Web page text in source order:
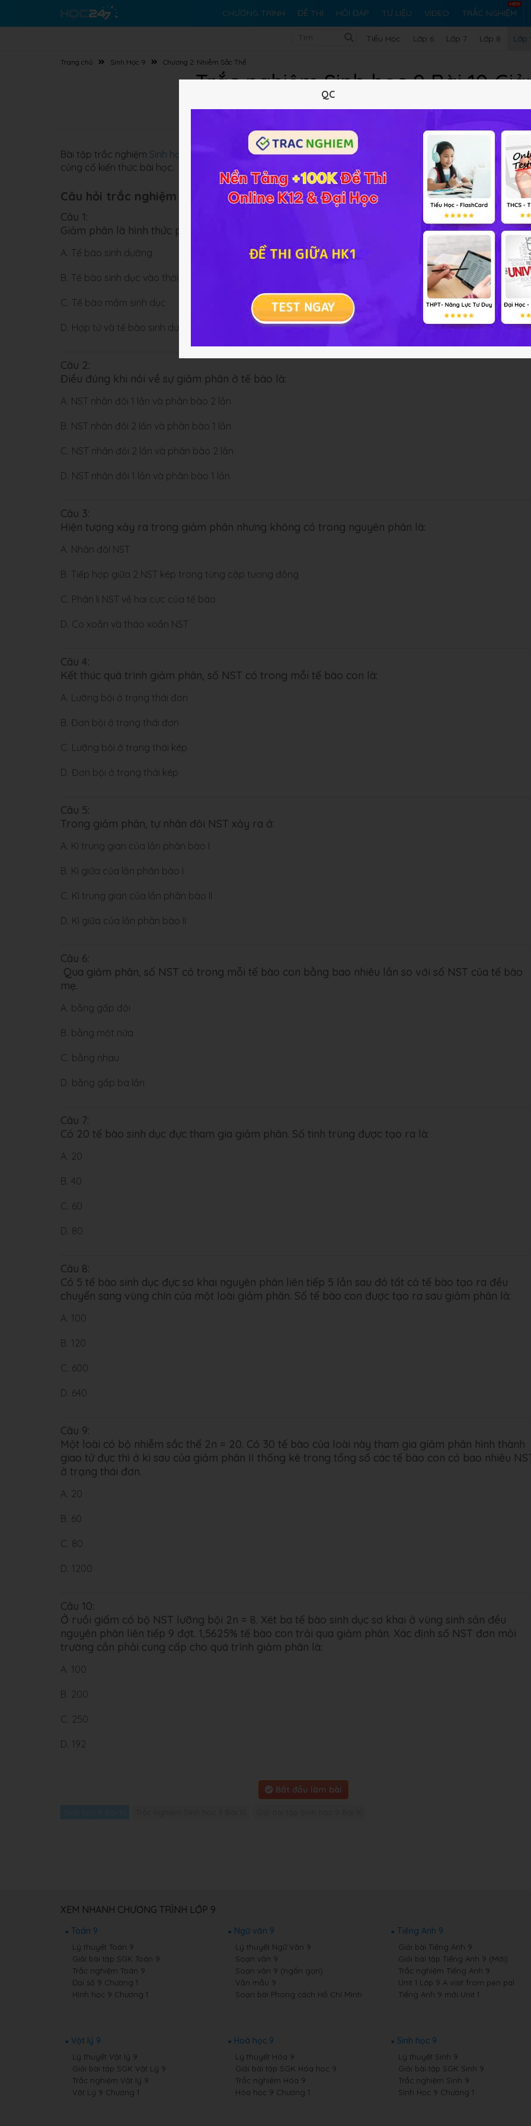
CHƯƠNG TRÌNH ĐỀ THI HỎI ĐÁP TƯ LIỆU VIDEO TRẮC NGHIỆM
Tiểu Học Lớp 6 Lớp 7 Lớp 8 Lớp
Trang chủ Sinh Học 9 Chương 2: Nhiễm Sắc Thể
Trắc nghiệm Sinh học 9 Bài 10
Bài tập trắc nghiệm Sinh học 9 Bài 10 Giảm phânonline đầy đủ đáp án và lời giải giúp các em tự luyện
củng cố kiến thức bài học.
Câu hỏi trắc nghiệm (10 câu):
Câu 1:
Giảm phân là hình thức phân bào xảy ra ở:
A. Tế bào sinh dưỡng
B. Tế bào sinh dục vào thời kì chín
C. Tế bào mầm sinh dục
D. Hợp tử và tế bào sinh dưỡng
Câu 2:
Điều đúng khi nói về sự giảm phân ở tế bào là:
A. NST nhân đôi 1 lần và phân bào 2 lần
B. NST nhân đôi 2 lần và phân bào 1 lần
C. NST nhân đôi 2 lần và phân bào 2 lần
D. NST nhân đôi 1 lần và phân bào 1 lần
Câu 3:
Hiện tượng xảy ra trong giảm phân nhưng không có trong nguyên phân là:
A. Nhân đôI NST
B. Tiếp hợp giữa 2 NST kép trong từng cặp tương đồng
C. Phân li NST về hai cực của tế bào
D. Co xoắn và tháo xoắn NST
Câu 4:
Kết thúc quá trình giảm phân, số NST có trong mỗi tế bào con là:
A. Lưỡng bội ở trạng thái đơn
B. Đơn bội ở trạng thái đơn
C. Lưỡng bội ở trạng thái kép
D. Đơn bội ở trạng thái kép
Câu 5:
Trong giảm phân, tự nhân đôi NST xảy ra ở:
A. Kì trung gian của lần phân bào I
B. Kì giữa của lần phân bào I
C. Kì trung gian của lần phân bào II
D. Kì giữa của lần phân bào II
Câu 6:
Qua giảm phân, số NST có trong mỗi tế bào con bằng bao nhiêu lần so với số NST của tế bào
mẹ.
A. bằng gấp đôi
B. bằng một nửa
C. bằng nhau
D. bằng gấp ba lần
Câu 7:
Có 20 tế bào sinh dục đực tham gia giảm phân. Số tinh trùng được tạo ra là:
A. 20
B. 40
C. 60
D. 80
Câu 8:
Có 5 tế bào sinh dục đực sơ khai nguyên phân liên tiếp 5 lần sau đó tất cả tế bào tạo ra đều
chuyển sang vùng chín của một loài giảm phân. Số tế bào con được tạo ra sau giảm phân là:
A. 100
B. 120
C. 600
D. 640
Câu 9:
Một loài có bộ nhiễm sắc thể 2n = 20. Có 30 tế bào của loài này tham gia giảm phân hình thành
giao tử đực thì ở kì sau của giảm phân II thống kê trong tổng số các tế bào con có bao nhiêu
ở trạng thái đơn.
A. 20
B. 60
C. 80
D. 1200
Câu 10:
Ở ruồi giấm có bộ NST lưỡng bội 2n = 8. Xét ba tế bào sinh dục sơ khai ở vùng sinh sản đều
nguyên phân liên tiếp 9 đợt. 1,5625% tế bào con trải qua giảm phân. Xác định số NST đơn môi
trường cần phải cung cấp cho quá trình giảm phân là:
A. 100
B. 200
C. 250
D. 192
Bắt đầu làm bài
XEM NHANH CHƯƠNG TRÌNH LỚP 9
Toán 9
Lý thuyết Toán 9
Giải bài tập SGK Toán 9
Trắc nghiệm Toán 9
Đại số 9 Chương 1
Hình học 9 Chương 1
Ngữ văn 9
Lý thuyết Ngữ Văn 9
Soạn văn 9
Soạn văn 9 (ngắn gọn)
Văn mẫu 9
Soạn bài Phong cách Hồ Chí Minh
Tiếng Anh 9
Giải bài Tiếng Anh 9
Giải bài tập Tiếng Anh 9 (Mới)
Trắc nghiệm Tiếng Anh 9
Unit 1 Lớp 9 A visit from pen pal
Tiếng Anh 9 mới Unit 1
Vật lý 9
Lý thuyết Vật lý 9
Giải bài tập SGK Vật Lý 9
Trắc nghiệm Vật lý 9
Vật Lý 9 Chương 1
Hoá học 9
Lý thuyết Hóa 9
Giải bài tập SGK Hóa học 9
Trắc nghiệm Hóa 9
Hóa học 9 Chương 1
Sinh học 9
Lý thuyết Sinh 9
Giải bài tập SGK Sinh 9
Trắc nghiệm Sinh 9
Sinh Học 9 Chương 1
QC